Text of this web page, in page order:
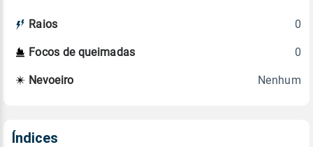
Raios 0
Focos de queimadas 0
Nevoeiro Nenhum
Índices